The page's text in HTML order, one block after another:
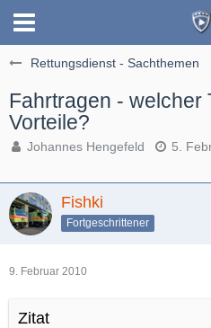
Rettungsdienst - Sachthemen
Fahrtragen - welcher
Vorteile?
Johannes Hengefeld 5.
Fishki
Fortgeschrittener
9. Februar 2010
Zitat